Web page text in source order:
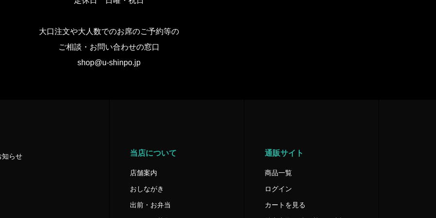
大口注文や大人数でのお席のご予約等の
ご相談・お問い合わせの窓口
shop@u-shinpo.jp
知らせ 当店について
店舗案内
おしながき
出前・お弁当
通販サイト
商品一覧
ログイン
カートを見る